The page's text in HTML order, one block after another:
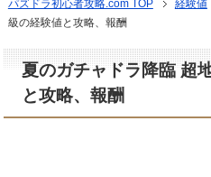
パズドラ初心者攻略.com TOP 経験値
級の経験値と攻略、報酬
夏のガチャドラ降臨 超
と攻略、報酬